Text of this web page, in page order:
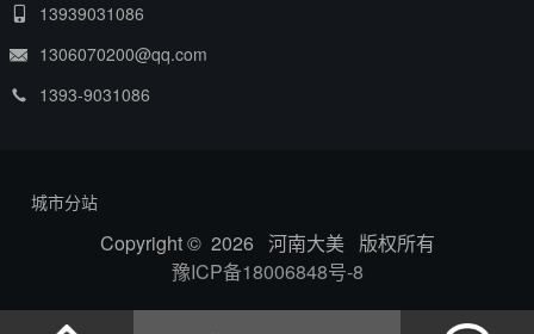
13939031086
1306070200@qq.com
1393-9031086
城市分站
Copyright © 2026 河南大美 版权所有
豫ICP备18006848号-8